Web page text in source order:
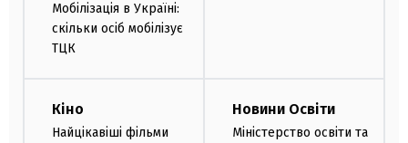
Мобілізація в Україні:
скільки осіб мобілізує
ТЦК
Кіно
Найцікавіші фільми
Новини Освіти
Міністерство освіти та